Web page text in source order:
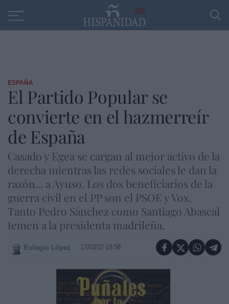
30
ESPAÑA
El Partido Popular se
convierte en el hazmerreír
de España
Casado y Egea se cargan al mejor activo de la
derecha mientras las redes sociales le dan la
razón... a Ayuso. Los dos beneficiarios de la
guerra civil en el PP son el PSOE y Vox.
Tanto Pedro Sánchez como Santiago Abascal
temen a la presidenta madrileña.
Eulogio López 17/02/22 18:58